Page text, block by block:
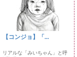
【コンジョ】「...
リアルな「みいちゃん」と呼